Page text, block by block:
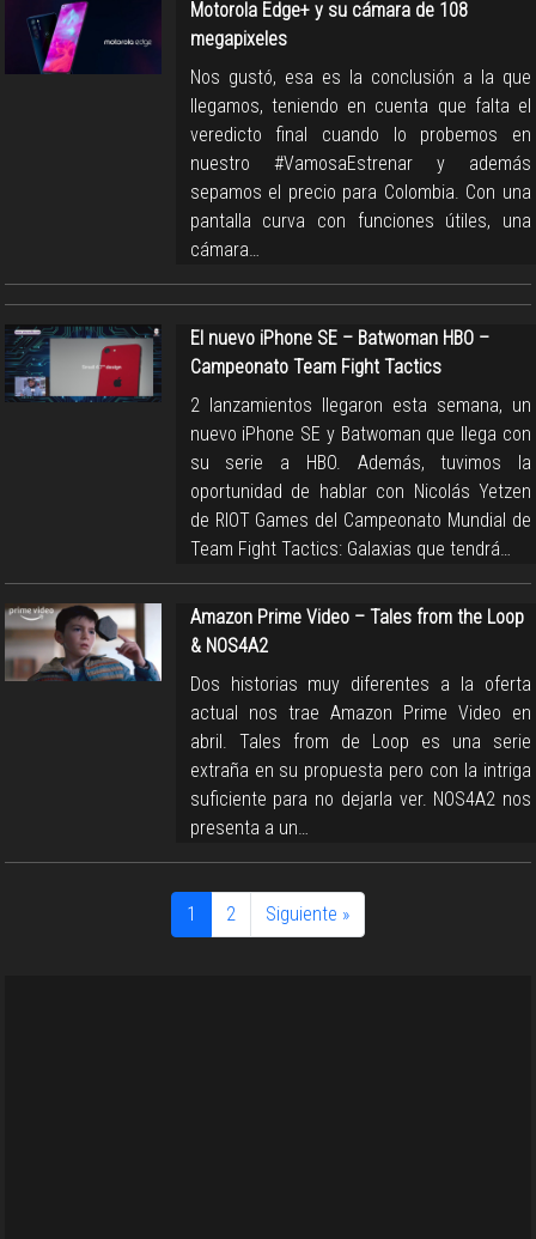
Motorola Edge+ y su cámara de 108
megapixeles
Nos gustó, esa es la conclusión a la que
llegamos, teniendo en cuenta que falta el
veredicto final cuando lo probemos en
nuestro #VamosaEstrenar y además
sepamos el precio para Colombia. Con una
pantalla curva con funciones útiles, una
cámara…
El nuevo iPhone SE – Batwoman HBO –
Campeonato Team Fight Tactics
2 lanzamientos llegaron esta semana, un
nuevo iPhone SE y Batwoman que llega con
su serie a HBO. Además, tuvimos la
oportunidad de hablar con Nicolás Yetzen
de RIOT Games del Campeonato Mundial de
Team Fight Tactics: Galaxias que tendrá…
Amazon Prime Video – Tales from the Loop
& NOS4A2
Dos historias muy diferentes a la oferta
actual nos trae Amazon Prime Video en
abril. Tales from de Loop es una serie
extraña en su propuesta pero con la intriga
suficiente para no dejarla ver. NOS4A2 nos
presenta a un…
1 2 Siguiente »